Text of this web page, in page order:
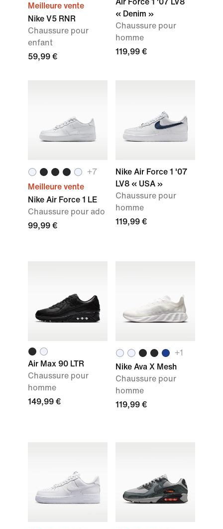
Meilleure vente
Nike V5 RNR
Chaussure pour
enfant
59,99 €
Air Force 1 '07 LV8
« Denim »
Chaussure pour
homme
119,99 €
+7
Meilleure vente
Nike Air Force 1 LE
Chaussure pour ado
99,99 €
Nike Air Force 1 '07
LV8 « USA »
Chaussure pour
homme
119,99 €
Air Max 90 LTR
Chaussure pour
homme
149,99 €
+1
Nike Ava X Mesh
Chaussure pour
homme
119,99 €